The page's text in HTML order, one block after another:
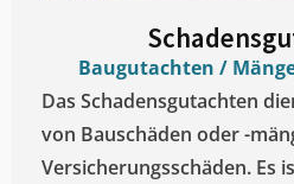
Baugutachten /
Das Schadensgutachten
von Bauschäden oder -
Versicherungsschäden. Es